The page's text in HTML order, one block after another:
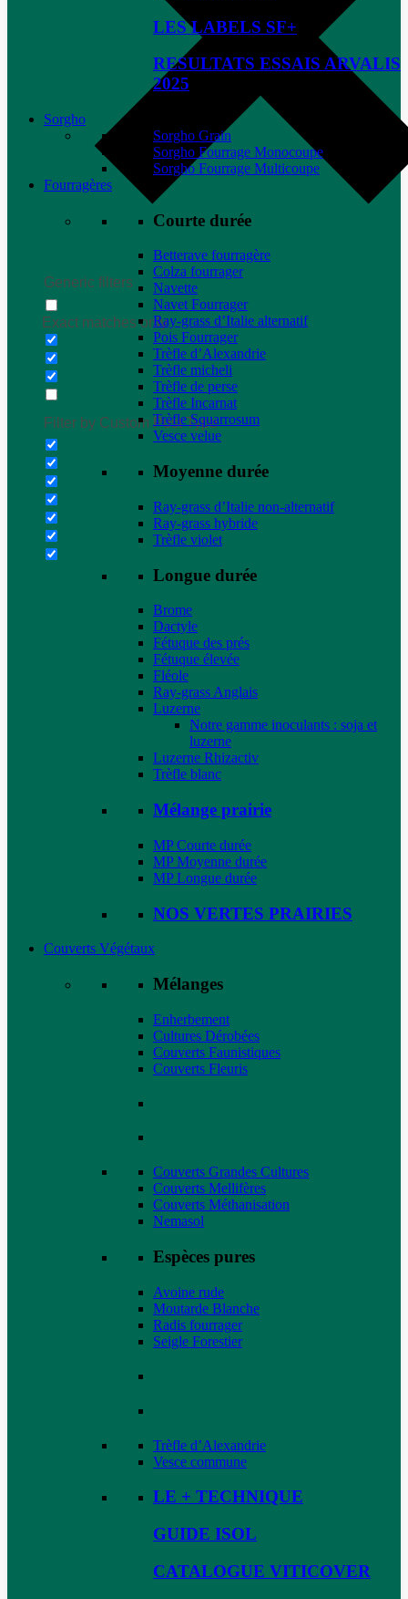
Generic filters
Exact matches only
Filter by Custom Post Type
LES LABELS SF+
RESULTATS ESSAIS ARVALIS
2025
Sorgho
Sorgho Grain
Sorgho Fourrage Monocoupe
Sorgho Fourrage Multicoupe
Fourragères
Courte durée
Betterave fourragère
Colza fourrager
Navette
Navet Fourrager
Ray-grass d’Italie alternatif
Pois Fourrager
Trèfle d’Alexandrie
Trèfle micheli
Trèfle de perse
Trèfle Incarnat
Trèfle Squarrosum
Vesce velue
Moyenne durée
Ray-grass d’Italie non-alternatif
Ray-grass hybride
Trèfle violet
Longue durée
Brome
Dactyle
Fétuque des prés
Fétuque élevée
Fléole
Ray-grass Anglais
Luzerne
Notre gamme inoculants : soja et
luzerne
Luzerne Rhizactiv
Trèfle blanc
Mélange prairie
MP Courte durée
MP Moyenne durée
MP Longue durée
NOS VERTES PRAIRIES
Couverts Végétaux
Mélanges
Enherbement
Cultures Dérobées
Couverts Faunistiques
Couverts Fleuris
Couverts Grandes Cultures
Couverts Mellifères
Couverts Méthanisation
Nemasol
Espèces pures
Avoine rude
Moutarde Blanche
Radis fourrager
Seigle Forestier
Trèfle d’Alexandrie
Vesce commune
LE + TECHNIQUE
GUIDE ISOL
CATALOGUE VITICOVER